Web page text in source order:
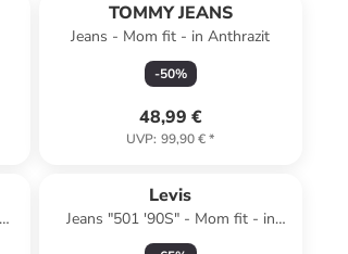
TOMMY JEANS
Jeans - Mom fit - in Anthrazit
-50%
48,99 €
UVP: 99,90 €*
Levis
Jeans "501 '90S" - Mom fit - in
Weiß/ Hellblau